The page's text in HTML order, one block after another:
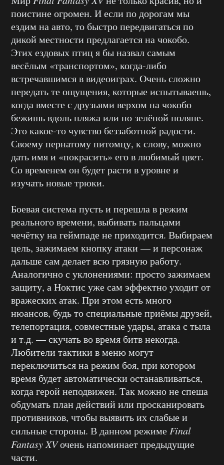
поистине огромен. И если по дорогам мы
ездим на авто, то быстро передвигаться по
дикой местности предлагается на чокобо.
Этих ездовых птиц я бы назвал самым
весёлым «транспортом», когда-либо
встречавшимся в видеоиграх. Очень сложно
передать те ощущения, которые испытываешь,
когда вместе с друзьями верхом на чокобо
бежишь вдоль пляжа или по зелёной поляне.
Это какое-то чувство беззаботной радости.
Своему пернатому питомцу, к слову, можно
дать имя и «покрасить» его в любимый цвет.
Со временем он будет расти в уровне и
изучать новые трюки.
Боевая система пусть и перешла в режим
реального времени, выбивать пальцами
чечётку на геймпаде не приходится. Выбираем
цель, зажимаем кнопку атаки — и персонаж
дальше сам делает всю грязную работу.
Аналогично с уклонениями: просто зажимаем
защиту, а Ноктис уже сам эффектно уходит от
вражеских атак. При этом есть много
нюансов, будь то специальные приёмы друзей,
телепортация, совместные удары, атака с тыла
и т.д. — скучать во время битв некогда.
Любители тактики в меню могут
переключиться на режим боя, при котором
время будет автоматически останавливаться,
когда герой неподвижен. Так можно не спеша
обдумать план действий или просканировать
противников, чтобы выявить их слабые и
сильные стороны. В данном режиме Final
Fantasy XVочень напоминает предыдущие
части.